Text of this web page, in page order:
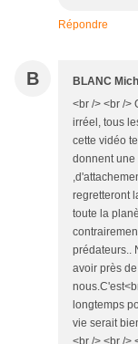
Répondre
B BLANC
<br /> <br />
irréel, tous
cette vidéo
donnent une
regretteront
toute la
prédateurs..
avoir près
longtemps
vie serait
<br /> <br />